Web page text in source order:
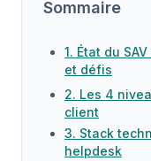
Sommaire
1. État du
et défis
2. Les 4
client
3. Stack
helpdesk